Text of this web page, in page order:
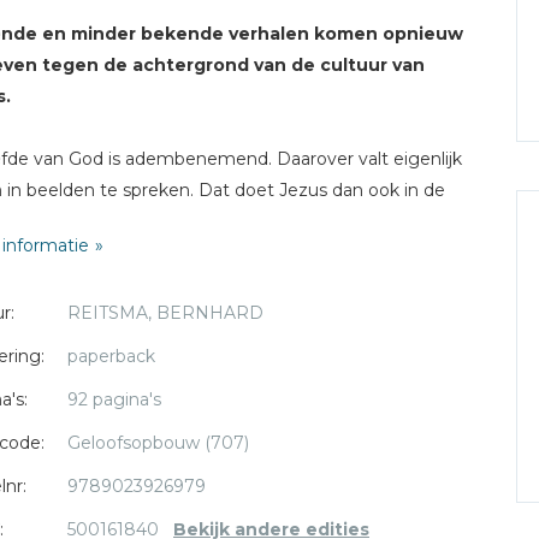
en minder bekende verhalen komen opnieuw
tegen de achtergrond van de cultuur van
van God is adembenemend. Daarover valt eigenlijk
in beelden te spreken. Dat doet Jezus dan ook in de
wendingen. Daarmee wil Hij laten zien hoe goed
en hoe ongewoon zijn liefde – een liefde die nooit
Reitsma bespreekt er in dit boek acht en betrekt
de context van Jezus’ tijd en van het Midden-Oosten.
REITSMA, BERNHARD
paperback
92 pagina's
Geloofsopbouw (707)
9789023926979
500161840 Bekijk andere edities